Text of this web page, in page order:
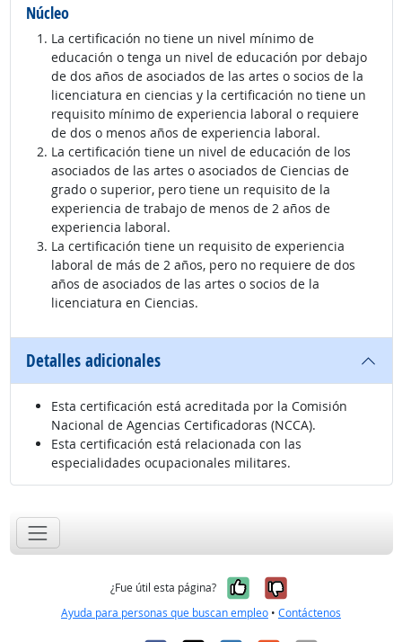
Núcleo
La certificación no tiene un nivel mínimo de
educación o tenga un nivel de educación por debajo
de dos años de asociados de las artes o socios de la
licenciatura en ciencias y la certificación no tiene un
requisito mínimo de experiencia laboral o requiere
de dos o menos años de experiencia laboral.
La certificación tiene un nivel de educación de los
asociados de las artes o asociados de Ciencias de
grado o superior, pero tiene un requisito de la
experiencia de trabajo de menos de 2 años de
experiencia laboral.
La certificación tiene un requisito de experiencia
laboral de más de 2 años, pero no requiere de dos
años de asociados de las artes o socios de la
licenciatura en Ciencias.
Detalles adicionales
Esta certificación está acreditada por la Comisión
Nacional de Agencias Certificadoras (NCCA).
Esta certificación está relacionada con las
especialidades ocupacionales militares.
¿Fue útil esta página? Sí, fue útil
No, no fue
Ayuda para personas que buscan empleo • Contáctenos